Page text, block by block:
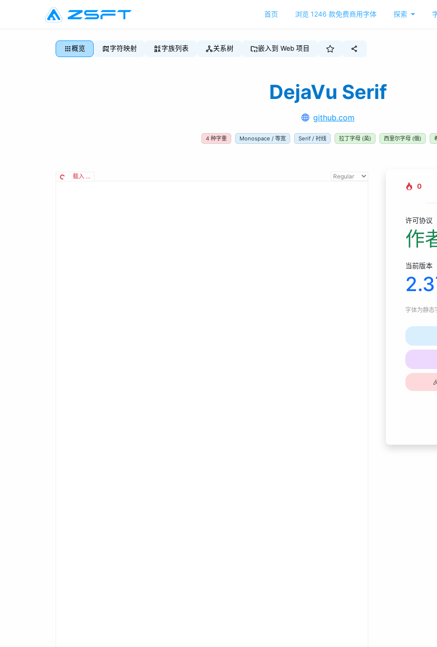
首页 浏览 1246 款免费商用字体 探索
概览 字符映射 字族列表 关系树 嵌入到 Web 项目
DejaVu Serif
github.com
4种字重 Monospace / 等宽 Serif / 衬线 拉丁字母 (英) 西里尔字母 (俄)
载入 ...
0
许可协议
作
当前版本
字体为静态